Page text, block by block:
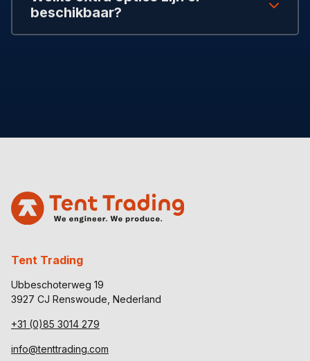
beschikbaar?
Tent Trading
Ubbeschoterweg 19
3927 CJ Renswoude, Nederland
+31 (0)85 3014 279
info@tenttrading.com